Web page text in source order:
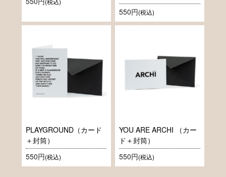
550円(税込)
PLAYGROUND（カード
＋封筒）
550円(税込)
YOU ARE ARCHI （カー
ド＋封筒）
550円(税込)